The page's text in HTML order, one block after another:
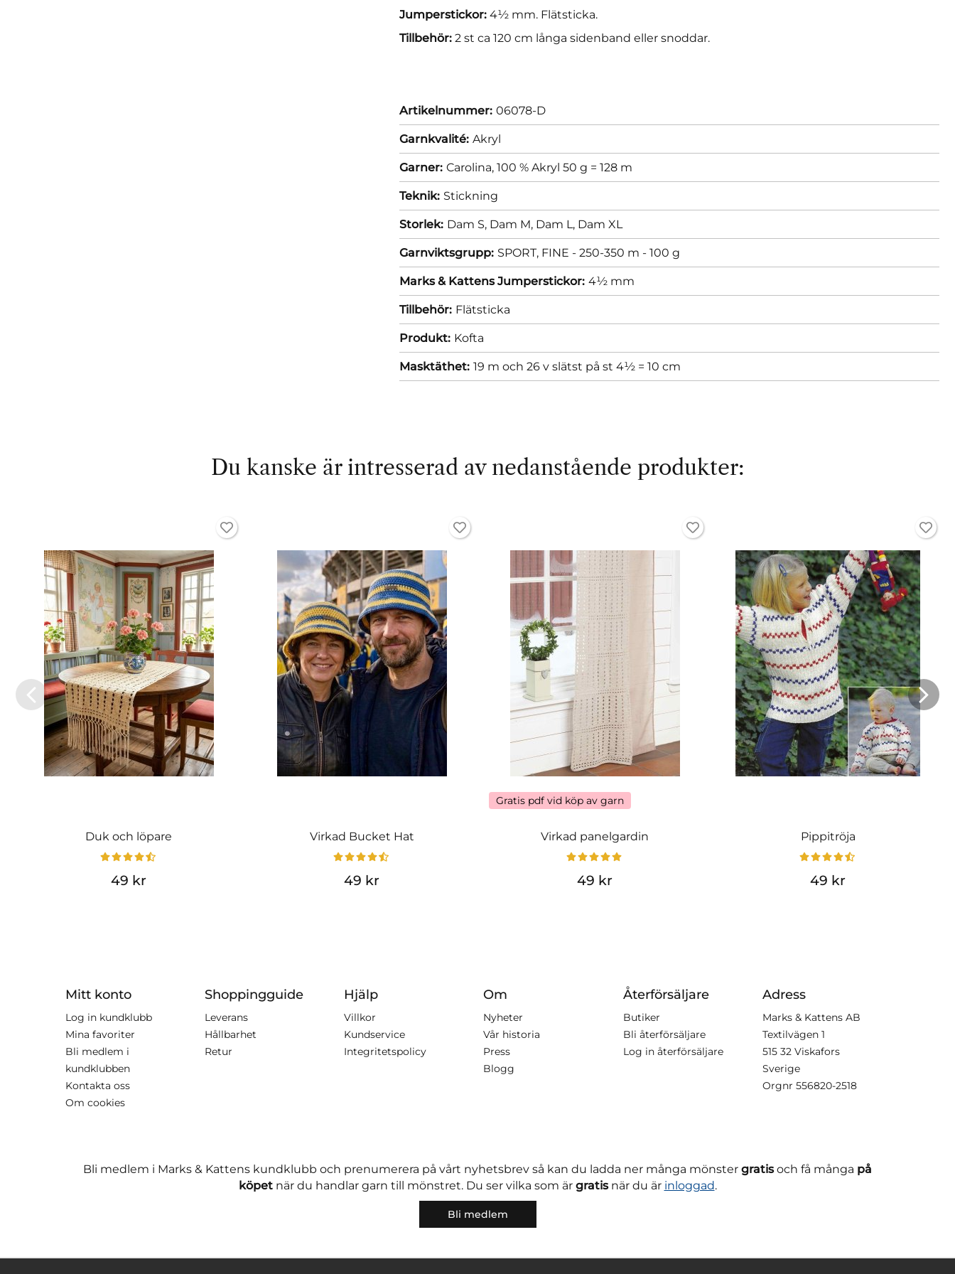
Jumperstickor: 4½ mm. Flätsticka.
Tillbehör: 2 st ca 120 cm långa sidenband eller snoddar.
Artikelnummer: 06078-D
Garnkvalité: Akryl
Garner: Carolina, 100 % Akryl 50 g = 128 m
Teknik: Stickning
Storlek: Dam S, Dam M, Dam L, Dam XL
Garnviktsgrupp: SPORT, FINE - 250-350 m - 100 g
Marks & Kattens Jumperstickor: 4½ mm
Tillbehör: Flätsticka
Produkt: Kofta
Masktäthet: 19 m och 26 v slätst på st 4½ = 10 cm
Du kanske är intresserad av nedanstående produkter:
Duk och löpare
49 kr
Virkad Bucket Hat
49 kr
Gratis pdf vid köp av garn
Virkad panelgardin
49 kr
Pippitröja
49 kr
Mitt konto
Log in kundklubb
Mina favoriter
Bli medlem i
kundklubben
Kontakta oss
Om cookies
Shoppingguide
Leverans
Hållbarhet
Retur
Hjälp
Villkor
Kundservice
Integritetspolicy
Om
Nyheter
Vår historia
Press
Blogg
Återförsäljare
Butiker
Bli återförsäljare
Log in återförsäljare
Adress
Marks & Kattens AB
Textilvägen 1
515 32 Viskafors
Sverige
Orgnr 556820-2518
Bli medlem i Marks & Kattens kundklubb och prenumerera på vårt nyhetsbrev så kan du ladda ner många mönster gratisoch få många på
köpetnär du handlar garn till mönstret. Du ser vilka som är gratisnär du är inloggad.
Bli medlem